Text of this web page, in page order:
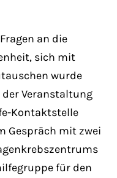
an die
sich mit
wurde
Veranstaltung
Kontaktstelle
Gespräch mit zwei
für den